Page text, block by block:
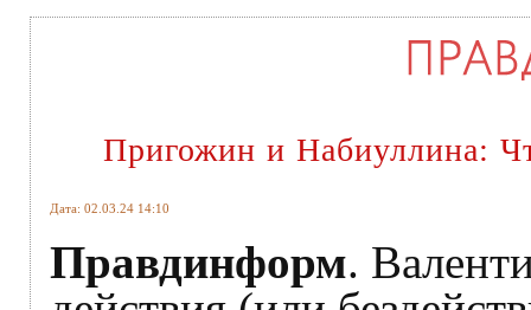
Пригожин и Набиуллина:
Дата: 02.03.24 14:10
Правдинформ.